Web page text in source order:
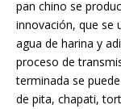
pan chino se
innovación, que se
agua de harina y
proceso de
terminada se
de pita, chapati,